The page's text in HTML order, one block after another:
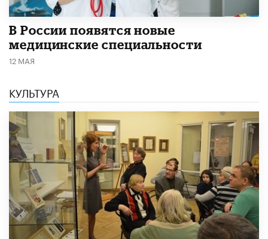
В России появятся новые
медицинские специальности
12 МАЯ
КУЛЬТУРА